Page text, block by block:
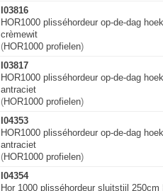
I03816
HOR1000 plisséhordeur op-de-dag
crèmewit
(HOR1000 profielen)
I03817
HOR1000 plisséhordeur op-de-dag
antraciet
(HOR1000 profielen)
I04353
HOR1000 plisséhordeur op-de-dag
antraciet
(HOR1000 profielen)
I04354
Hor 1000 plisséhordeur sluitstijl